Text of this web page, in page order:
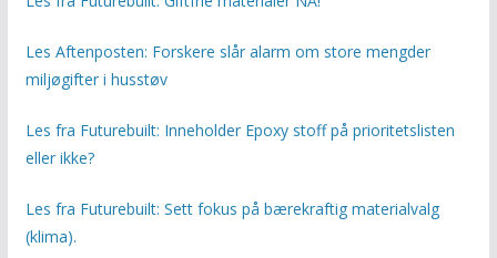
Les Aftenposten: Forskere slår alarm om store mengder
miljøgifter i husstøv
Les fra Futurebuilt: Inneholder Epoxy stoff på prioritetslisten
eller ikke?
Les fra Futurebuilt: Sett fokus på bærekraftig materialvalg
(klima).